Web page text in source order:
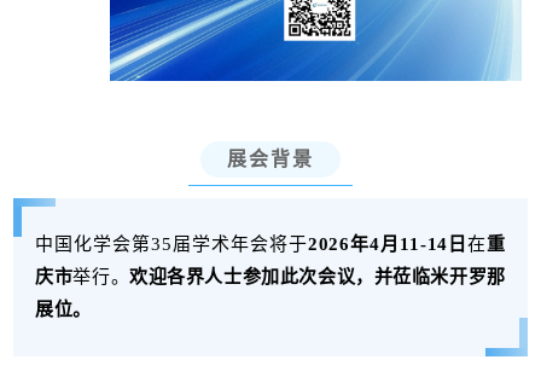
展会背景
中国化学会第35届学术年会将于2026年4月11-14日在重
庆市举行。欢迎各界人士参加此次会议，并莅临米开罗那
展位。